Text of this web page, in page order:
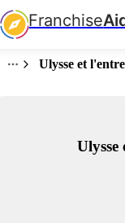
Franchise
Ulysse et